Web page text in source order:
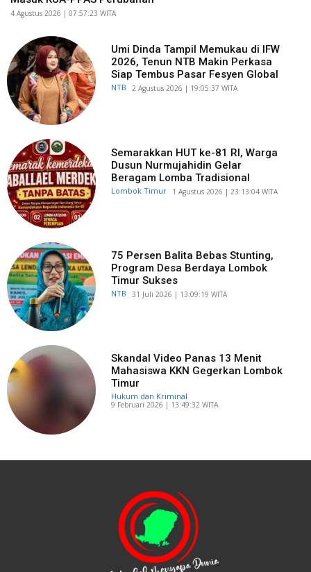
​4 Agustus 2026 | 07:57:23 WITA
Umi Dinda Tampil Memukau di IFW
2026, Tenun NTB Makin Perkasa
Siap Tembus Pasar Fesyen Global
NTB ​2 Agustus 2026 | 19:05:37 WITA
Semarakkan HUT ke-81 RI, Warga
Dusun Nurmujahidin Gelar
Beragam Lomba Tradisional
Lombok Timur ​1 Agustus 2026 | 23:13:04 WITA
75 Persen Balita Bebas Stunting,
Program Desa Berdaya Lombok
Timur Sukses
NTB ​31 Juli 2026 | 13:09:19 WITA
Skandal Video Panas 13 Menit
Mahasiswa KKN Gegerkan Lombok
Timur
Hukum dan Kriminal
​9 Februari 2026 | 13:49:32 WITA